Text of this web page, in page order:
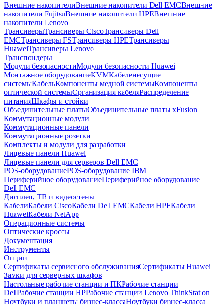
Внешние накопителиВнешние накопители Dell EMCВнешние
накопители FujitsuВнешние накопители HPEВнешние
накопители Lenovo
ТрансиверыТрансиверы CiscoТрансиверы Dell
EMCТрансиверы FSТрансиверы HPEТрансиверы
HuaweiТрансиверы Lenovo
Транспондеры
Модули безопасностиМодули безопасности Huawei
Монтажное оборудованиеKVMКабеленесущие
системыКабельКомпоненты медной системыКомпоненты
оптической системыОрганизация кабеляРаспределение
питанияШкафы и стойки
Объединительные платыОбъединительные платы xFusion
Коммутационные модули
Коммутационные панели
Коммутационные розетки
Комплекты и модули для разработки
Лицевые панели Huawei
Лицевые панели для серверов Dell EMC
POS-оборудованиеPOS-оборудование IBM
Периферийное оборудованиеПериферийное оборудование
Dell EMC
Дисплеи, ТВ и видеостены
КабелиКабели CiscoКабели Dell EMCКабели HPEКабели
HuaweiКабели NetApp
Операционные системы
Оптические кроссы
Документация
Инструменты
Опции
Сертификаты сервисного обслуживанияСертификаты Huawei
Замки для серверных шкафов
Настольные рабочие станции и ПКРабочие станции
DellРабочие станции HPРабочие станции Lenovo ThinkStation
Ноутбуки и планшеты бизнес-классаНоутбуки бизнес-класса